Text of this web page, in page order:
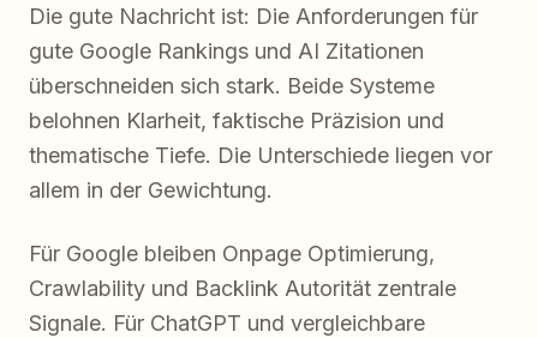
Die gute Nachricht ist: Die Anforderungen für
gute Google Rankings und AI Zitationen
überschneiden sich stark. Beide Systeme
belohnen Klarheit, faktische Präzision und
thematische Tiefe. Die Unterschiede liegen vor
allem in der Gewichtung.
Für Google bleiben Onpage Optimierung,
Crawlability und Backlink Autorität zentrale
Signale. Für ChatGPT und vergleichbare